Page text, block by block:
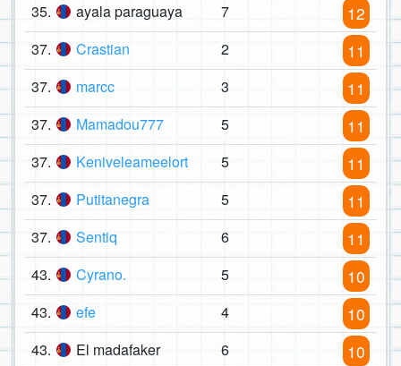
35. ayala paraguaya 7 12
37. Crastian 2 11
37. marcc 3 11
37. Mamadou777 5 11
37. Keniveleameelort 5 11
37. Putitanegra 5 11
37. Sentiq 6 11
43. Cyrano. 5 10
43. efe 4 10
43. El madafaker 6 10